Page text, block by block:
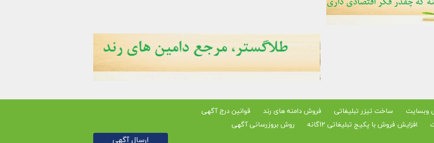
وبسایت ساخت تیزر تبلیغاتی فروش دامنه های رند
قوانین درج آگهی
افزایش فروش با پکیج تبلیغاتی 12گانه روش بروزرسانی آگهی
ارسال آگهی